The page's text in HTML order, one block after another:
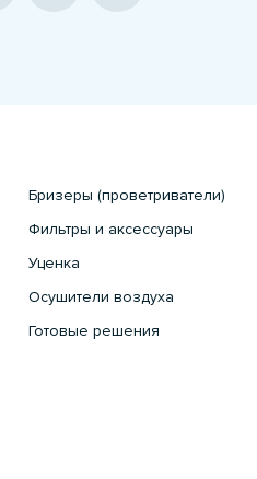
Бризеры (проветриватели)
Фильтры и аксессуары
Уценка
Осушители воздуха
Готовые решения